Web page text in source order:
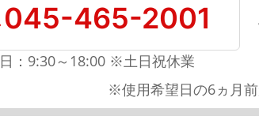
045-465-2001
：9:30～18:00 ※土日祝休業
※使用希望日の6ヵ月前